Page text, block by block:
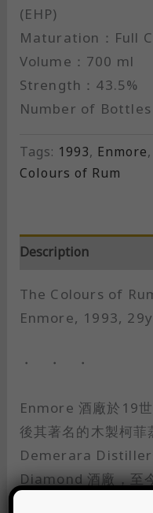
(EHP)
Maturation：Full
Volume：700 ml
Strength：43.5%
Number of Bottles
Tags: 1993, Enmore,
Colours of Rum
Description
The Colours of
Enmore, 1993,
・ ・ ・
Enmore 酒廠於19
後其著名的木製柯
Demerara
Diamond 酒廠，至